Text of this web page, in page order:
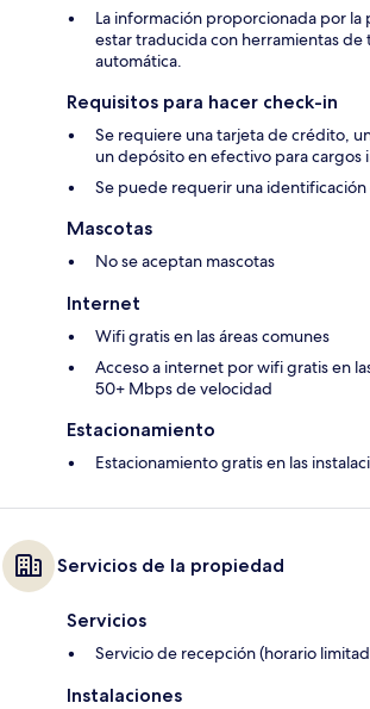
La información proporcionada por
estar traducida con herramientas de
automática.
Requisitos para hacer check-in
Se requiere una tarjeta de crédito,
un depósito en efectivo para cargos
Se puede requerir una
Mascotas
No se aceptan mascotas
Internet
Wifi gratis en las áreas comunes
Acceso a internet por wifi gratis en
50+ Mbps de velocidad
Estacionamiento
Estacionamiento gratis en las
Servicios de la propiedad
Servicios
Servicio de recepción (horario
Instalaciones